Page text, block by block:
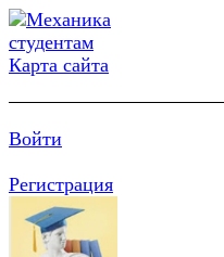
Карта сайта
Войти
Регистрация